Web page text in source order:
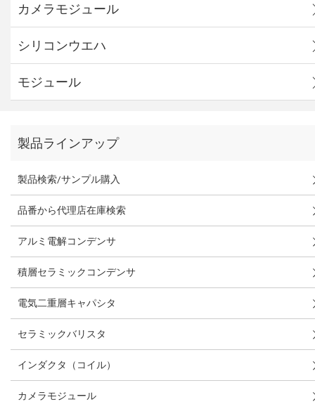
カメラモジュール
シリコンウエハ
モジュール
製品ラインアップ
製品検索/サンプル購入
品番から代理店在庫検索
アルミ電解コンデンサ
積層セラミックコンデンサ
電気二重層キャパシタ
セラミックバリスタ
インダクタ（コイル）
カメラモジュール